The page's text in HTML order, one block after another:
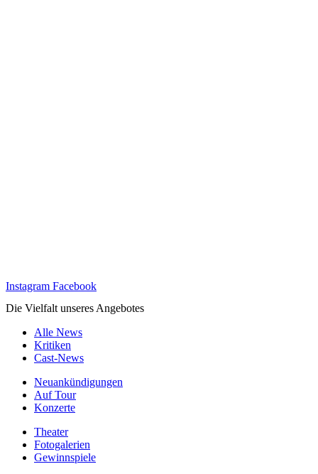
Instagram Facebook
Die Vielfalt unseres Angebotes
Alle News
Kritiken
Cast-News
Neuankündigungen
Auf Tour
Konzerte
Theater
Fotogalerien
Gewinnspiele